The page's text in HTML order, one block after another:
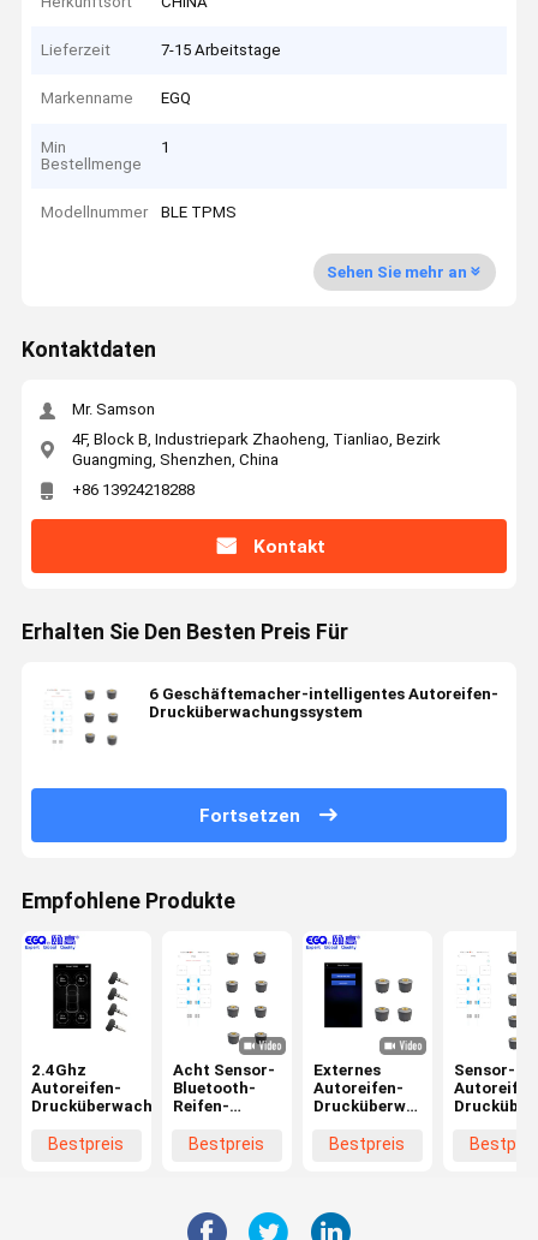
Lieferzeit 7-15 Arbeitstage
Markenname EGQ
Min
Bestellmenge
1
Modellnummer BLE TPMS
Sehen Sie mehr an
Kontaktdaten
Mr. Samson
4F, Block B, Industriepark Zhaoheng, Tianliao, Bezirk
Guangming, Shenzhen, China
+86 13924218288
Kontakt
Erhalten Sie Den Besten Preis Für
6 Geschäftemacher-intelligentes Autoreifen-
Drucküberwachungssystem
Fortsetzen
Empfohlene Produkte
2.4Ghz
Autoreifen-
Drucküberwachungssystem
Bestpreis
Acht Sensor-
Bluetooth-
Reifen-
Monitor für
Bestpreis
Externes
Autoreifen-
Drucküberwachungssystem
2.4Ghz
Bestpreis
Sensor-
Bluetooth